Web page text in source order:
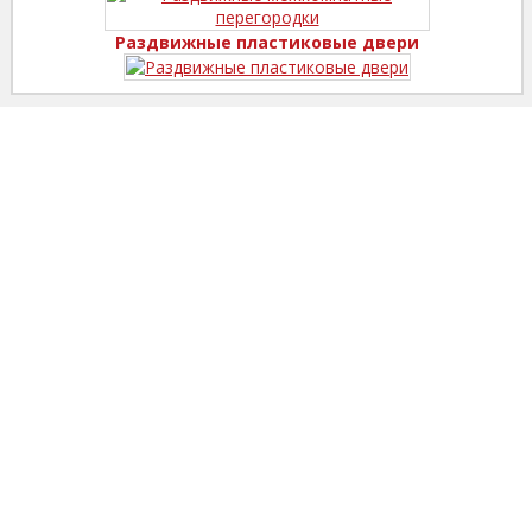
Раздвижные пластиковые двери